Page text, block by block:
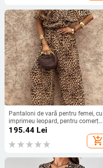
Pantaloni de vară pentru femei, cu
imprimeu leopard, pentru comerț
exterior transfrontalier, europene și
195.44 Lei
add_shopping_cart